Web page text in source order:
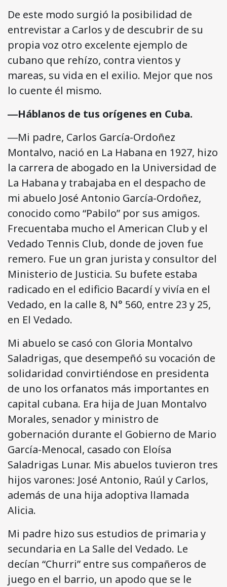
De este modo surgió la posibilidad de
entrevistar a Carlos y de descubrir de su
propia voz otro excelente ejemplo de
cubano que rehízo, contra vientos y
mareas, su vida en el exilio. Mejor que nos
lo cuente él mismo.
―Háblanos de tus orígenes en Cuba.
―Mi padre, Carlos García-Ordoñez
Montalvo, nació en La Habana en 1927, hizo
la carrera de abogado en la Universidad de
La Habana y trabajaba en el despacho de
mi abuelo José Antonio García-Ordoñez,
conocido como “Pabilo” por sus amigos.
Frecuentaba mucho el American Club y el
Vedado Tennis Club, donde de joven fue
remero. Fue un gran jurista y consultor del
Ministerio de Justicia. Su bufete estaba
radicado en el edificio Bacardí y vivía en el
Vedado, en la calle 8, N° 560, entre 23 y 25,
en El Vedado.
Mi abuelo se casó con Gloria Montalvo
Saladrigas, que desempeñó su vocación de
solidaridad convirtiéndose en presidenta
de uno los orfanatos más importantes en
capital cubana. Era hija de Juan Montalvo
Morales, senador y ministro de
gobernación durante el Gobierno de Mario
García-Menocal, casado con Eloísa
Saladrigas Lunar. Mis abuelos tuvieron tres
hijos varones: José Antonio, Raúl y Carlos,
además de una hija adoptiva llamada
Alicia.
Mi padre hizo sus estudios de primaria y
secundaria en La Salle del Vedado. Le
decían “Churri” entre sus compañeros de
juego en el barrio, un apodo que se le